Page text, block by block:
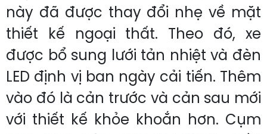
này đã được thay đổi nhẹ về mặt
thiết kế ngoại thất. Theo đó, xe
được bổ sung lưới tản nhiệt và đèn
LED định vị ban ngày cải tiến. Thêm
vào đó là cản trước và cản sau mới
với thiết kế khỏe khoắn hơn. Cụm